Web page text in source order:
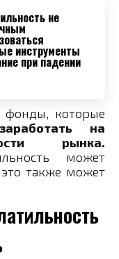
не
инструменты
при падении
фонды, которые
на
рынка.
может
также может